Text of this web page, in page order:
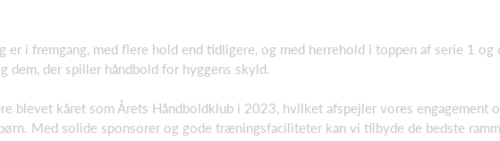
er i fremgang, med flere hold end tidligere, og med herrehold i toppen af serie 1
dem, der spiller håndbold for hyggens skyld.
blevet kåret som Årets Håndboldklub i 2023, hvilket afspejler vores engagement
Med solide sponsorer og gode træningsfaciliteter kan vi tilbyde de bedste